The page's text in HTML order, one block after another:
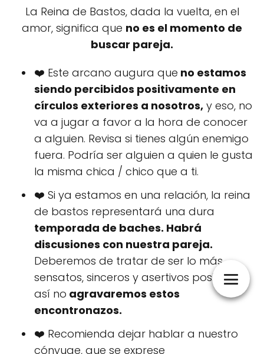
La Reina de Bastos, dada la vuelta, en el
amor, significa que no es el momento de
buscar pareja.
❤️ Este arcano augura que no estamos
siendo percibidos positivamente en
círculos exteriores a nosotros, y eso, no
va a jugar a favor a la hora de conocer
a alguien. Revisa si tienes algún enemigo
fuera. Podría ser alguien a quien le gusta
la misma chica / chico que a ti.
❤️ Si ya estamos en una relación, la reina
de bastos representará una dura
temporada de baches. Habrá
discusiones con nuestra pareja.
Deberemos de tratar de ser lo más
sensatos, sinceros y asertivos posibles,
así no agravaremos estos
encontronazos.
❤️ Recomienda dejar hablar a nuestro
cónyuge, que se exprese